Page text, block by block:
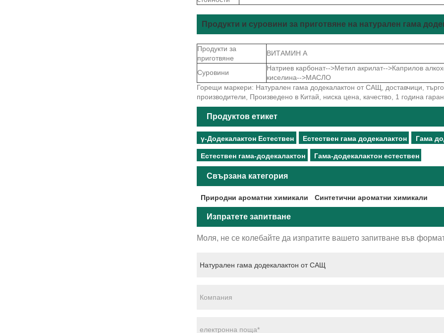
Продукти и суровини за приготвяне на натурален гама
Продукти за
приготвяне
ВИТАМИН А
Суровини
Натриев карбонат-->Метил акрилат-->Каприлов
киселина-->МАСЛО
Горещи маркери: Натурален гама додекалактон от САЩ, доставчици,
производители, Произведено в Китай, ниска цена, качество, 1 година
Продуктов етикет
γ-Додекалактон Естествен Естествен гама додекалактон Гама
Естествен гама-додекалактон Гама-додекалактон естествен
Свързана категория
Природни ароматни химикали Синтетични ароматни химикали
Изпратете запитване
Моля, не се колебайте да изпратите вашето запитване във